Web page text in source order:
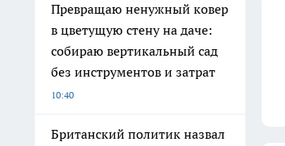
Превращаю ненужный ковер
в цветущую стену на даче:
собираю вертикальный сад
без инструментов и затрат
10:40
Британский политик назвал